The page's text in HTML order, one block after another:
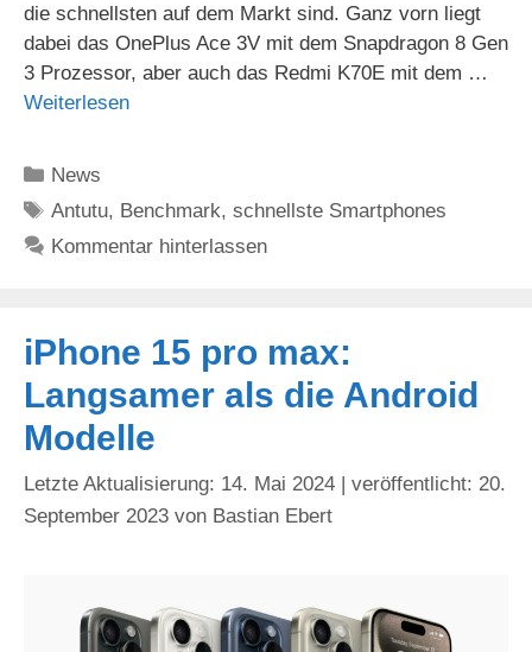
die schnellsten auf dem Markt sind. Ganz vorn liegt
dabei das OnePlus Ace 3V mit dem Snapdragon 8 Gen
3 Prozessor, aber auch das Redmi K70E mit dem …
Weiterlesen
Kategorien
News
Schlagwörter
Antutu, Benchmark,schnellste Smartphones
Kommentar hinterlassen
iPhone 15 pro max:
Langsamer als die Android
Modelle
14. Mai 2024
20.
September 2023 von Bastian Ebert